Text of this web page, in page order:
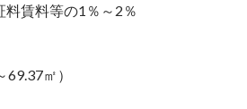
賃料等の1％～2％
㎡）